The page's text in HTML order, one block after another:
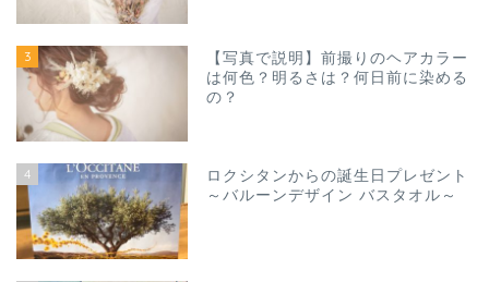
3
【写真で説明】前撮りのヘアカラー
は何色？明るさは？何日前に染める
の？
4
ロクシタンからの誕生日プレゼント
～バルーンデザイン バスタオル～